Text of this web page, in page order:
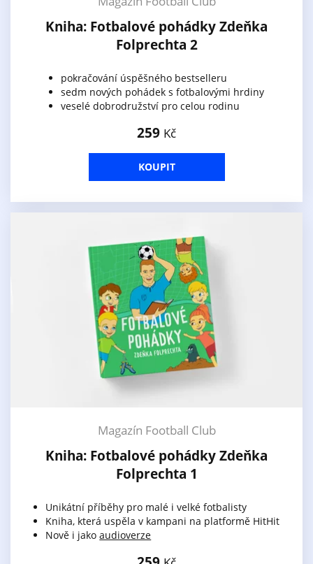
Kniha: Fotbalové pohádky Zdeňka
Folprechta 2
pokračování úspěšného bestselleru
sedm nových pohádek s fotbalovými hrdiny
veselé dobrodružství pro celou rodinu
259 Kč
KOUPIT
Magazín Football Club
Kniha: Fotbalové pohádky Zdeňka
Folprechta 1
Unikátní příběhy pro malé i velké fotbalisty
Kniha, která uspěla v kampani na platformě HitHit
Nově i jakoaudioverze